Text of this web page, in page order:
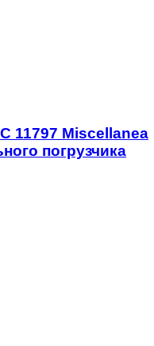
11797 Miscellanea
погрузчика